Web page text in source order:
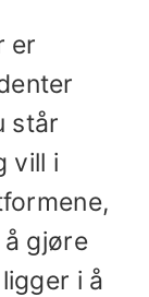
er
står
vill i
gjøre
i å